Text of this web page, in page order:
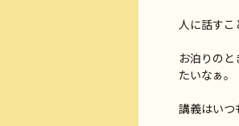
人に話す
お泊りの
たいなぁ。
講義はいつ